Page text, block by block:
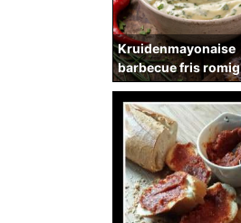
Kruidenmayonaise
barbecue fris romig